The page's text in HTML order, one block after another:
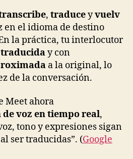
, traduceyvuelv
en el idioma de destino
la práctica, tu interlocutor
y con
a la original, lo
de la conversación.
Meet ahora
voz en tiempo real,
tono y expresiones sigan
ser traducidas”. (Google